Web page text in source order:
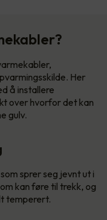
Her
å installere
over hvorfor det kan
gulv.
sprer seg jevnt ut i
kan føre til trekk, og
temperert.